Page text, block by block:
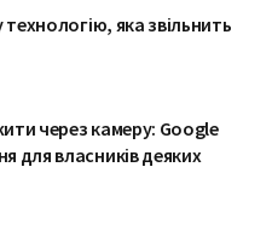
ТЕХНОЛОГІЇ
яка звільнить
ТЕХНОЛОГІЇ
через камеру: Google
для власників деяких